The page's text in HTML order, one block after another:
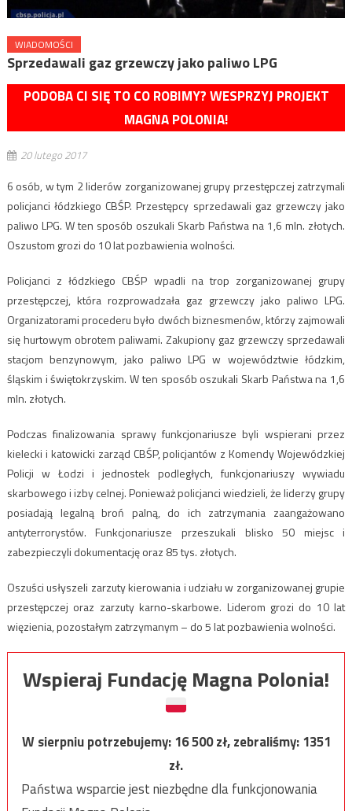
WIADOMOŚCI
Sprzedawali gaz grzewczy jako paliwo LPG
PODOBA CI SIĘ TO CO ROBIMY? WESPRZYJ PROJEKT
MAGNA POLONIA!
20 lutego 2017
6 osób, w tym 2 liderów zorganizowanej grupy przestępczej zatrzymali
policjanci łódzkiego CBŚP. Przestępcy sprzedawali gaz grzewczy jako
paliwo LPG. W ten sposób oszukali Skarb Państwa na 1,6 mln. złotych.
Oszustom grozi do 10 lat pozbawienia wolności.
Policjanci z łódzkiego CBŚP wpadli na trop zorganizowanej grupy
przestępczej, która rozprowadzała gaz grzewczy jako paliwo LPG.
Organizatorami procederu było dwóch biznesmenów, którzy zajmowali
się hurtowym obrotem paliwami. Zakupiony gaz grzewczy sprzedawali
stacjom benzynowym, jako paliwo LPG w województwie łódzkim,
śląskim i świętokrzyskim. W ten sposób oszukali Skarb Państwa na 1,6
mln. złotych.
Podczas finalizowania sprawy funkcjonariusze byli wspierani przez
kielecki i katowicki zarząd CBŚP, policjantów z Komendy Wojewódzkiej
Policji w Łodzi i jednostek podległych, funkcjonariuszy wywiadu
skarbowego i izby celnej. Ponieważ policjanci wiedzieli, że liderzy grupy
posiadają legalną broń palną, do ich zatrzymania zaangażowano
antyterrorystów. Funkcjonariusze przeszukali blisko 50 miejsc i
zabezpieczyli dokumentację oraz 85 tys. złotych.
Oszuści usłyszeli zarzuty kierowania i udziału w zorganizowanej grupie
przestępczej oraz zarzuty karno-skarbowe. Liderom grozi do 10 lat
więzienia, pozostałym zatrzymanym – do 5 lat pozbawienia wolności.
Wspieraj Fundację Magna Polonia!
W sierpniu potrzebujemy:16 500zł, zebraliśmy:1351
zł.
Państwa wsparcie jest niezbędne dla funkcjonowania